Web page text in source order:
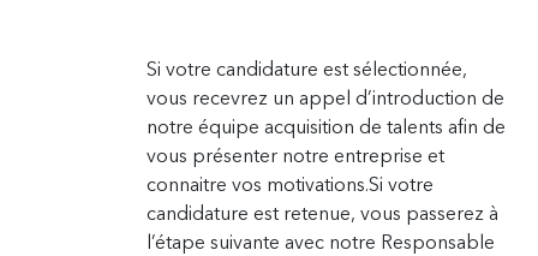
Si votre candidature est sélectionnée,
vous recevrez un appel d’introduction de
notre équipe acquisition de talents afin de
vous présenter notre entreprise et
connaitre vos motivations.Si votre
candidature est retenue, vous passerez à
l’étape suivante avec notre Responsable